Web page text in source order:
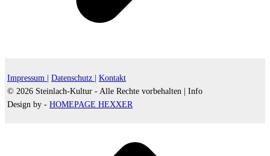
Impressum | Datenschutz |
Kontakt
© 2026 Steinlach-Kultur - Alle Rechte vorbehalten |
Info
Design by - HOMEPAGE HEXXER